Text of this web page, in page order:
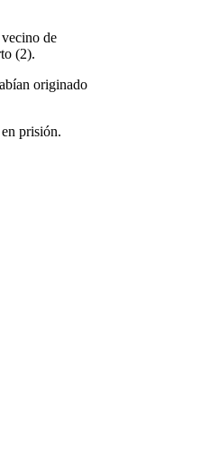
de
(2).
originado
prisión.